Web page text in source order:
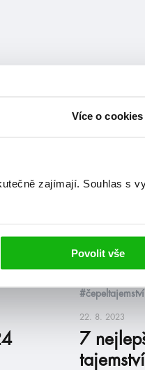
Více o cookies
zajímají. Souhlas s
Povolit vše
#čepeltajemství
22. 8. 2023
7
tajemství